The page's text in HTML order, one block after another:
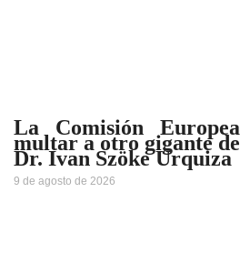
La Comisión
multar a otro gigante
Dr. Ivan Szöke Urquiza
9 de agosto de 2026